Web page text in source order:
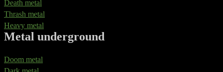
Death metal
Thrash metal
Heavy metal
Metal underground
Doom metal